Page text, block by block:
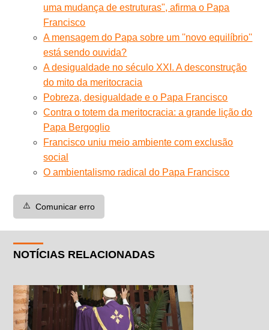
uma mudança de estruturas", afirma o Papa
Francisco
A mensagem do Papa sobre um ''novo equilíbrio''
está sendo ouvida?
A desigualdade no século XXI. A desconstrução
do mito da meritocracia
Pobreza, desigualdade e o Papa Francisco
Contra o totem da meritocracia: a grande lição do
Papa Bergoglio
Francisco uniu meio ambiente com exclusão
social
O ambientalismo radical do Papa Francisco
⚠️ Comunicar erro
NOTÍCIAS RELACIONADAS